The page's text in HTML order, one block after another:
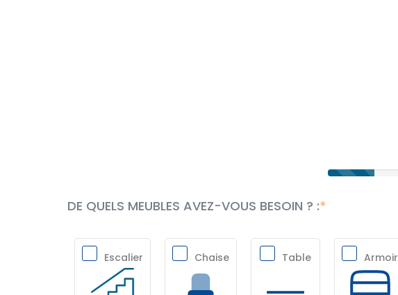
DE QUELS MEUBLES AVEZ-VOUS BESOIN ? :
Escalier Chaise Table Armoir